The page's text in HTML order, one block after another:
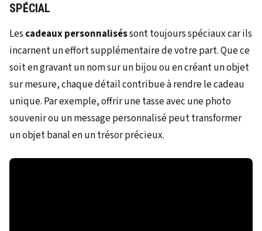
SPÉCIAL
Les cadeaux personnaliséssont toujours spéciaux car ils
incarnent un effort supplémentaire de votre part. Que ce
soit en gravant un nom sur un bijou ou en créant un objet
sur mesure, chaque détail contribue à rendre le cadeau
unique. Par exemple, offrir une tasse avec une photo
souvenir ou un message personnalisé peut transformer
un objet banal en un trésor précieux.